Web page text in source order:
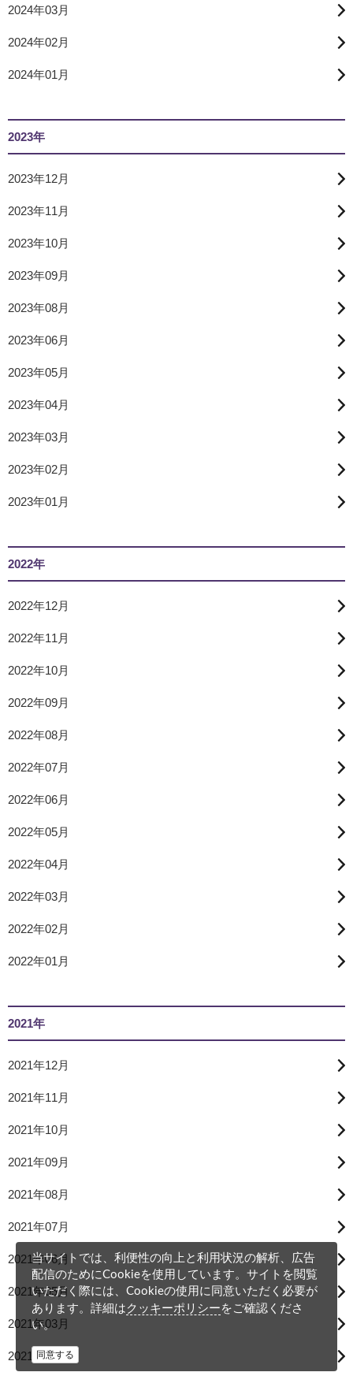
2024年03月
2024年02月
2024年01月
2023年
2023年12月
2023年11月
2023年10月
2023年09月
2023年08月
2023年06月
2023年05月
2023年04月
2023年03月
2023年02月
2023年01月
2022年
2022年12月
2022年11月
2022年10月
2022年09月
2022年08月
2022年07月
2022年06月
2022年05月
2022年04月
2022年03月
2022年02月
2022年01月
2021年
2021年12月
2021年11月
2021年10月
2021年09月
2021年08月
2021年07月
2021年06月
2021年05月
2021年03月
2021年02月
当サイトでは、利便性の向上と利用状況の解析、広告
配信のためにCookieを使用しています。サイトを閲覧
いただく際には、Cookieの使用に同意いただく必要が
あります。詳細は クッキーポリシー をご確認くださ
い。
同意する